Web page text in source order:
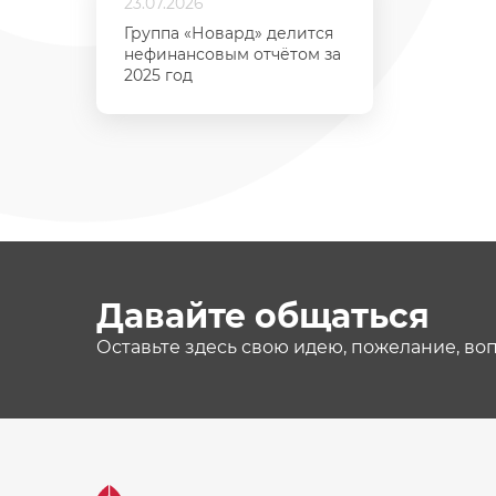
Группа «Новард» делится
нефинансовым отчётом за
2025 год
Давайте общаться
Оставьте здесь свою идею, пожелание,